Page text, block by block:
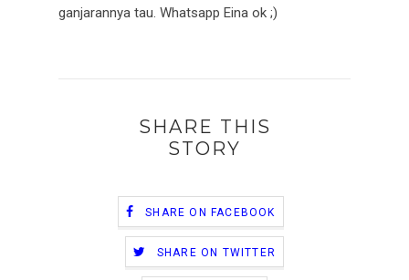
ganjarannya tau. Whatsapp Eina ok ;)
SHARE THIS
STORY
SHARE ON FACEBOOK
SHARE ON TWITTER